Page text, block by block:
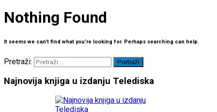
Nothing Found
It seems we can’t find what you’re looking for. Perhaps searching can help.
Pretraži:
Najnovija knjiga u izdanju Telediska